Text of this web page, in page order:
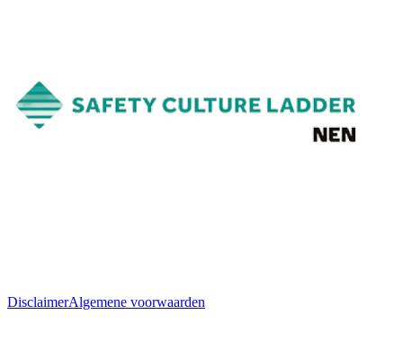
DisclaimerAlgemene voorwaarden